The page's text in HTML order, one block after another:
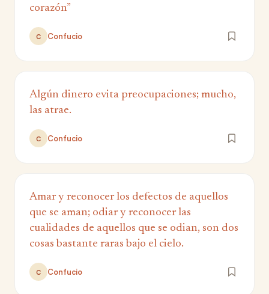
corazón”
C Confucio
Algún dinero evita preocupaciones; mucho,
las atrae.
C Confucio
Amar y reconocer los defectos de aquellos
que se aman; odiar y reconocer las
cualidades de aquellos que se odian, son dos
cosas bastante raras bajo el cielo.
C Confucio